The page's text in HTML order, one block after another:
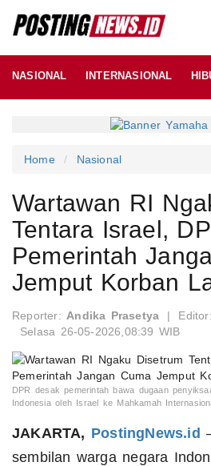
NASIONAL INTERNASIONAL
Home Nasional
Wartawan RI
Tentara Israel,
Pemerintah
Jemput Korban
Reporter:Andika Prasetya |
Selasa 26-05-2026,08:39 WIB
DPR desak pemerintah bawa dugaan
Indonesia oleh Israel ke Mahkamah
JAKARTA, PostingNews.id
sembilan warga negara